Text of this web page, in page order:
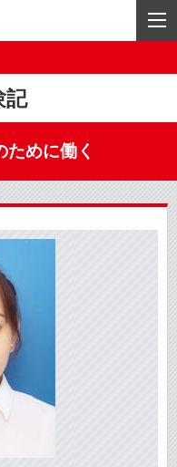
記
ために働く